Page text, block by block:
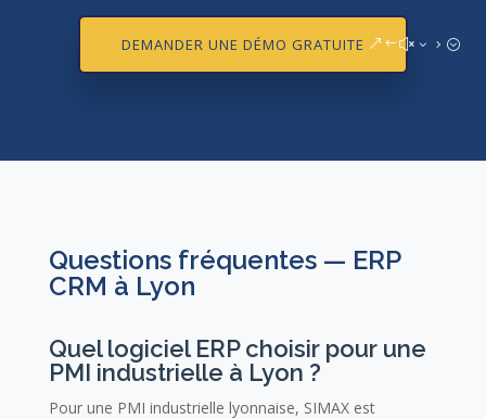
DEMANDER UNE DÉMO GRATUITE
Questions fréquentes — ERP
CRM à Lyon
Quel logiciel ERP choisir pour une
PMI industrielle à Lyon ?
Pour une PMI industrielle lyonnaise, SIMAX est